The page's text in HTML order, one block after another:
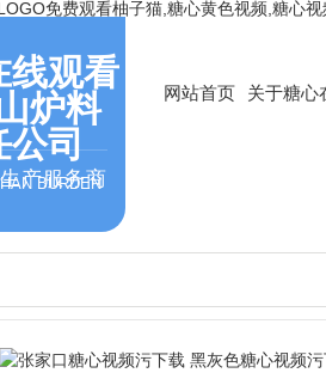
免费观看柚子猫,糖心黄色视频,糖心
线观看
炉料
公司
BURDEN
生产服务商
网站首页 关于糖心